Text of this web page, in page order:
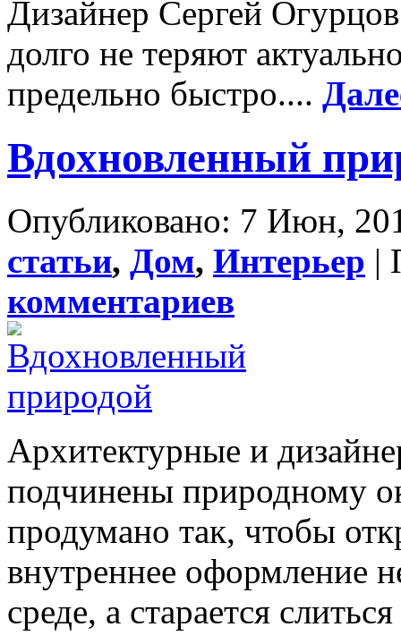
Дизайнер Сергей
долго не теряют
предельно быстро....
Вдохновленный
Опубликовано: 7 Июн,
статьи, Дом, Интерьер |
комментариев
Архитектурные и
подчинены природному
продумано так, чтобы
внутреннее оформление
среде, а старается